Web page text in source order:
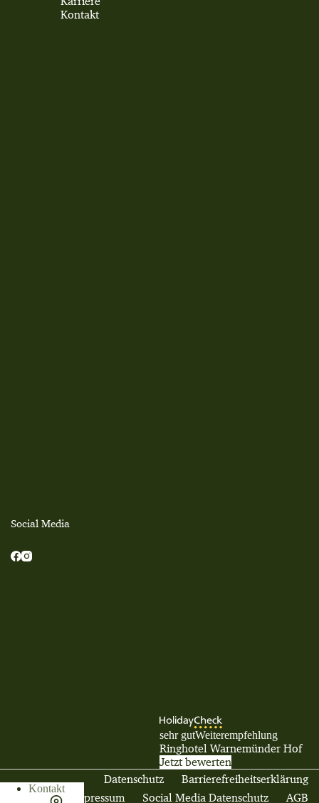
Kontakt
Social Media
sehr gutWeiterempfehlung
Ringhotel Warnemünder Hof
Jetzt bewerten
Datenschutz
Barrierefreiheitserklärung
Impressum
Social Media Datenschutz AGB
Kontakt